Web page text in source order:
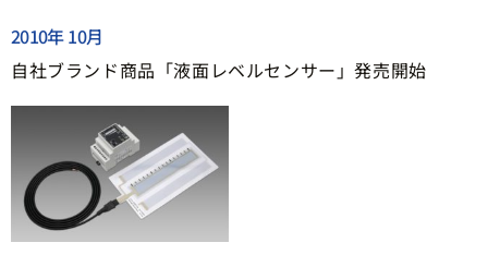
2010年 10月
自社ブランド商品「液面レベルセンサー」発売開始